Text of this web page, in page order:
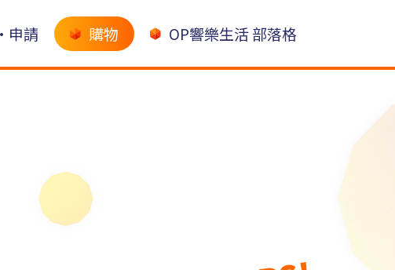
申請 購物 OP響樂生活 部落格